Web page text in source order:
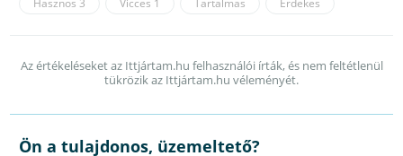
Az értékeléseket az Ittjártam.hu felhasználói írták, és nem feltétlenül
tükrözik az Ittjártam.hu véleményét.
Ön a tulajdonos, üzemeltető?